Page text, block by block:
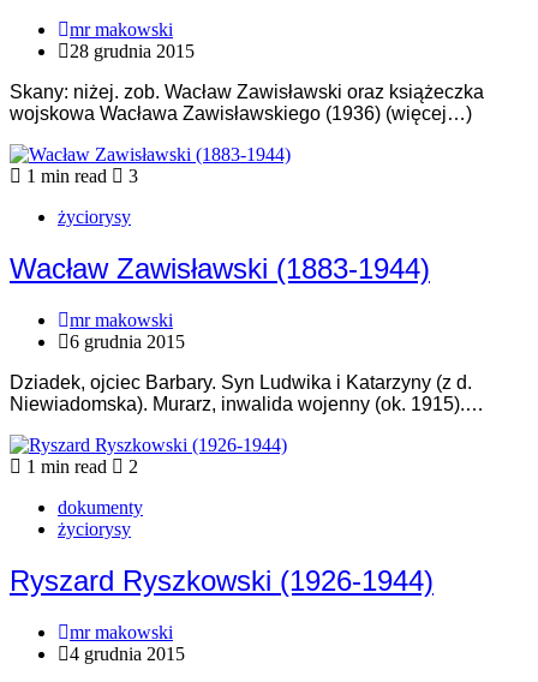
mr makowski
28 grudnia 2015
Skany: niżej. zob. Wacław Zawisławski oraz książeczka
wojskowa Wacława Zawisławskiego (1936) (więcej…)
1 min read
3
życiorysy
Wacław Zawisławski (1883-1944)
mr makowski
6 grudnia 2015
Dziadek, ojciec Barbary. Syn Ludwika i Katarzyny (z d.
Niewiadomska). Murarz, inwalida wojenny (ok. 1915).…
1 min read
2
dokumenty
życiorysy
Ryszard Ryszkowski (1926-1944)
mr makowski
4 grudnia 2015